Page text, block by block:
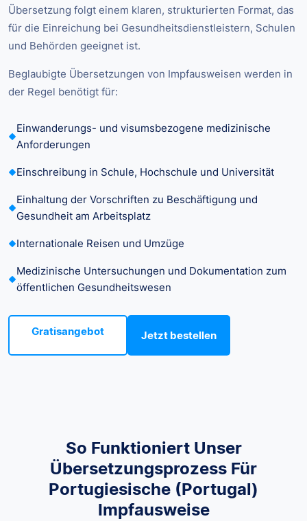
Übersetzung folgt einem klaren, strukturierten Format, das
für die Einreichung bei Gesundheitsdienstleistern, Schulen
und Behörden geeignet ist.
Beglaubigte Übersetzungen von Impfausweisen werden in
der Regel benötigt für:
Einwanderungs- und visumsbezogene medizinische
Anforderungen
Einschreibung in Schule, Hochschule und Universität
Einhaltung der Vorschriften zu Beschäftigung und
Gesundheit am Arbeitsplatz
Internationale Reisen und Umzüge
Medizinische Untersuchungen und Dokumentation zum
öffentlichen Gesundheitswesen
Gratisangebot Jetzt bestellen
So Funktioniert Unser
Übersetzungsprozess Für
Portugiesische (Portugal)
Impfausweise